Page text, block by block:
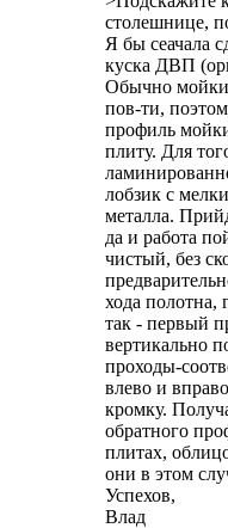
столешнице,
Я бы сеачала
куска ДВП
Обычно
пов-ти,
профиль
плиту. Для
лобзик с
металла.
да и работа
чистый, без
хода полотна,
так - первый
вертикально
проходы-
влево и
кромку.
обратного
плитах,
они в этом
Успехов,
Влад